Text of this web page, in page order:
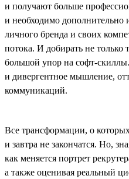
и получают больше
и необходимо дополнительно
личного бренда и своих
потока. И добирать не только
большой упор на софт-
и дивергентное мышление,
коммуникаций.
Все трансформации, о
и завтра не закончатся. Но,
как меняется портрет
а также оценивая реальный